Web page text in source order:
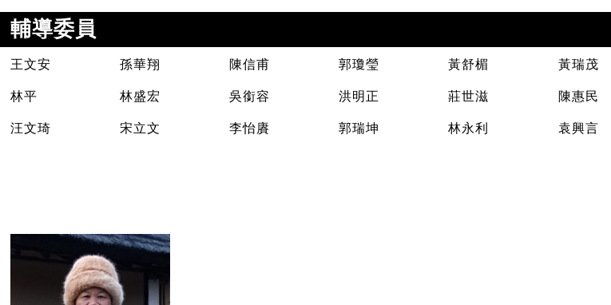
輔導委員
王文安 孫華翔 陳信甫 郭瓊瑩 黃舒楣 黃瑞茂
林平 林盛宏 吳銜容 洪明正 莊世滋 陳惠民
汪文琦 宋立文 李怡賡 郭瑞坤 林永利 袁興言